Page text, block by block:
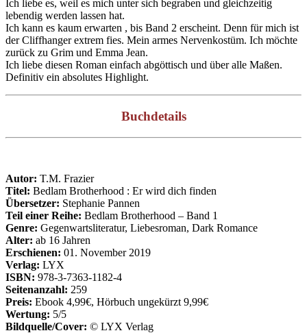
Ich liebe es, weil es mich unter sich begraben und gleichzeitig
lebendig werden lassen hat.
Ich kann es kaum erwarten , bis Band 2 erscheint. Denn für mich ist
der Cliffhanger extrem fies. Mein armes Nervenkostüm. Ich möchte
zurück zu Grim und Emma Jean.
Ich liebe diesen Roman einfach abgöttisch und über alle Maßen.
Definitiv ein absolutes Highlight.
Buchdetails
Autor: T.M. Frazier
Titel: Bedlam Brotherhood : Er wird dich finden
Übersetzer: Stephanie Pannen
Teil einer Reihe: Bedlam Brotherhood – Band 1
Genre: Gegenwartsliteratur, Liebesroman, Dark Romance
Alter: ab 16 Jahren
Erschienen: 01. November 2019
Verlag: LYX
ISBN: 978-3-7363-1182-4
Seitenanzahl: 259
Preis: Ebook 4,99€, Hörbuch ungekürzt 9,99€
Wertung: 5/5
Bildquelle/Cover: © LYX Verlag